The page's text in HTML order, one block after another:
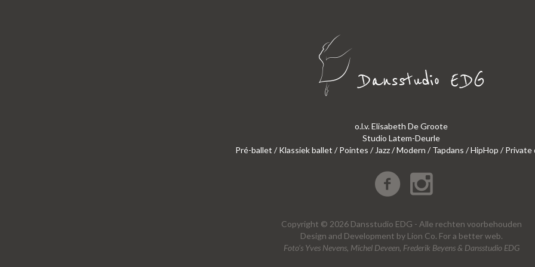
o.l.v. Elisabeth De Groote
Studio Latem-Deurle
Pré-ballet / Klassiek ballet / Pointes / Jazz / Modern / Tapdans / HipHop / Private
Copyright © 2026 Dansstudio EDG - Alle rechten voorbehouden
Design and Development by Lion Co. For a better web.
Foto’s Yves Nevens, Michel Deveen, Frederik Beyens & Dansstudio EDG